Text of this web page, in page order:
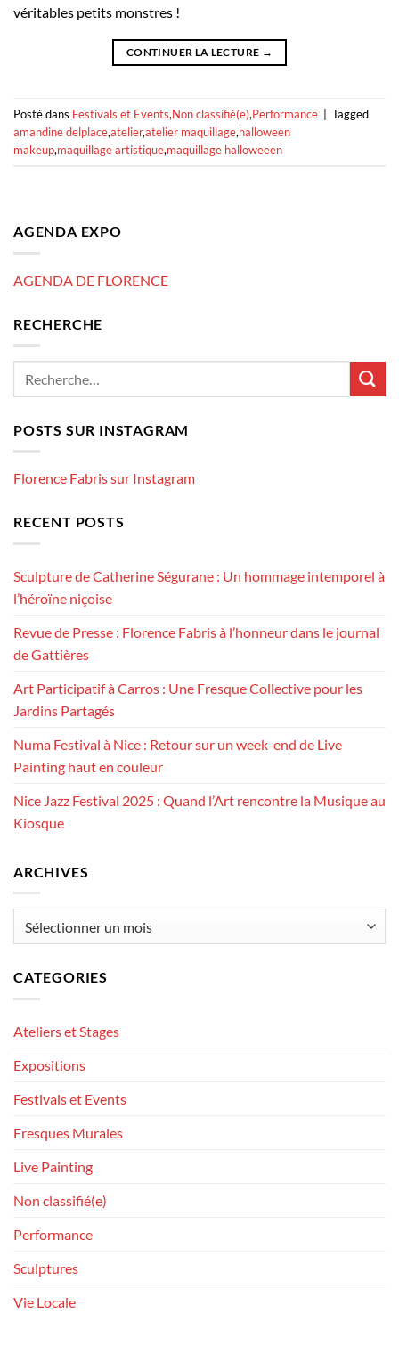
véritables petits monstres !
CONTINUER LA LECTURE →
Posté dans Festivals et Events,Non classifié(e),Performance
Tagged
amandine delplace,atelier,atelier maquillage,halloween
makeup,maquillage artistique,maquillage halloweeen
AGENDA EXPO
AGENDA DE FLORENCE
RECHERCHE
POSTS SUR INSTAGRAM
Florence Fabris sur Instagram
RECENT POSTS
Sculpture de Catherine Ségurane : Un hommage intemporel à
l’héroïne niçoise
Revue de Presse : Florence Fabris à l’honneur dans le journal
de Gattières
Art Participatif à Carros : Une Fresque Collective pour les
Jardins Partagés
Numa Festival à Nice : Retour sur un week-end de Live
Painting haut en couleur
Nice Jazz Festival 2025 : Quand l’Art rencontre la Musique au
Kiosque
ARCHIVES
CATEGORIES
Ateliers et Stages
Expositions
Festivals et Events
Fresques Murales
Live Painting
Non classifié(e)
Performance
Sculptures
Vie Locale